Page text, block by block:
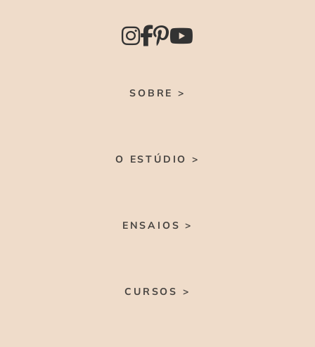
SOBRE >
O ESTÚDIO >
ENSAIOS >
CURSOS >